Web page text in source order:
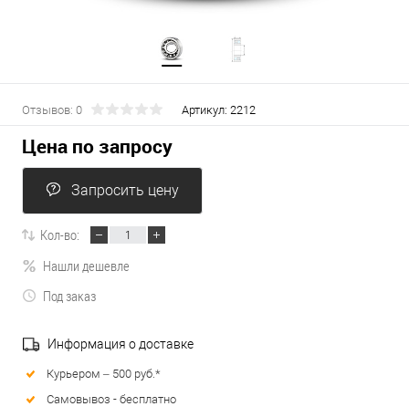
Отзывов: 0 Артикул: 2212
Цена по запросу
Запросить цену
Кол-во:
Нашли дешевле
Под заказ
Информация о доставке
Курьером – 500 руб.*
Самовывоз - бесплатно